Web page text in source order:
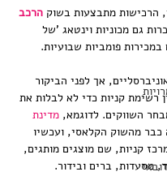
הרכישות מתבצעות בשוק הרכב
גם מכוניות וינטאג 'של
פומביות שבועיות.
אך לפני הביקור
רשימת קניות כדי לא לבלות את
השווקים. לדוגמא, מדינת
כבר מהשוק הקלאסי, ועכשיו
קניות, שם מוצגים מותגים,
מסעדות, ברים ובידור.